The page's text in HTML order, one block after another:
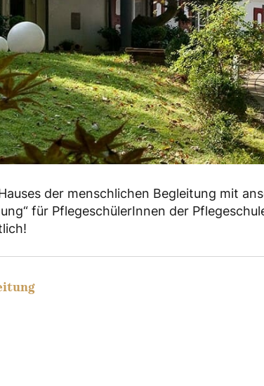
der menschlichen Begleitung mit
für PflegeschülerInnen der